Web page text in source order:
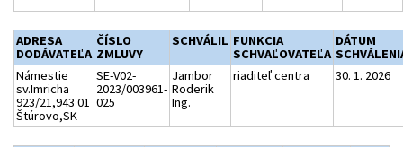
ADRESA
DODÁVATEĽA
ČÍSLO
ZMLUVY
SCHVÁLIL FUNKCIA
SCHVAĽOVATEĽA
DÁTUM
Námestie
sv.Imricha
923/21,943 01
Štúrovo,SK
SE-V02-
2023/003961-
025
Jambor
Roderik
Ing.
riaditeľ centra 30. 1. 2026